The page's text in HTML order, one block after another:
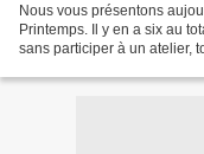
Nous vous présentons
Printemps. Il y en a six au
sans participer à un atelier,